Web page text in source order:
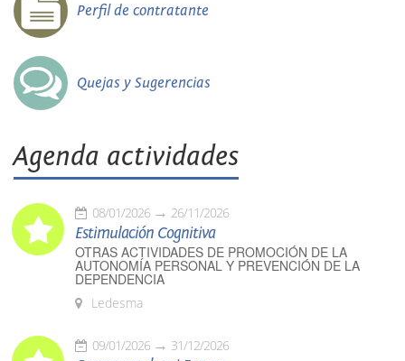
Perfil de contratante
Quejas y Sugerencias
Agenda actividades
08/01/2026 26/11/2026
Estimulación Cognitiva
OTRAS ACTIVIDADES DE PROMOCIÓN DE LA
AUTONOMÍA PERSONAL Y PREVENCIÓN DE LA
DEPENDENCIA
Ledesma
09/01/2026 31/12/2026